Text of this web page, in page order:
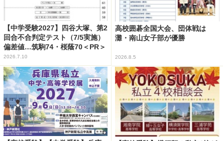
【中学受験2027】四谷大塚、第2
回合不合判定テスト（7/5実施）
偏差値…筑駒74・桜蔭70＜PR＞
2026.7.10
高校囲碁全国大会、団体戦は
灘・南山女子部が優勝
2026.8.5